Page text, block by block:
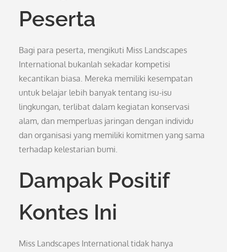
Peserta
Bagi para peserta, mengikuti Miss Landscapes
International bukanlah sekadar kompetisi
kecantikan biasa. Mereka memiliki kesempatan
untuk belajar lebih banyak tentang isu-isu
lingkungan, terlibat dalam kegiatan konservasi
alam, dan memperluas jaringan dengan individu
dan organisasi yang memiliki komitmen yang sama
terhadap kelestarian bumi.
Dampak Positif
Kontes Ini
Miss Landscapes International tidak hanya